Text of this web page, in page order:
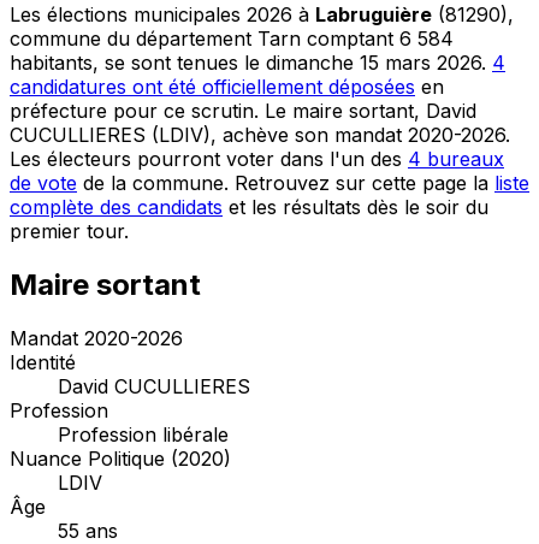
Les élections municipales 2026 à Labruguière (81290),
commune du département Tarn comptant 6 584
habitants, se sont tenues le dimanche 15 mars 2026. 4
candidatures ont été officiellement déposées en
préfecture pour ce scrutin. Le maire sortant, David
CUCULLIERES (LDIV), achève son mandat 2020-2026.
Les électeurs pourront voter dans l'un des 4 bureaux
de vote de la commune. Retrouvez sur cette page la liste
complète des candidats et les résultats dès le soir du
premier tour.
Maire sortant
Mandat 2020-2026
Identité
David CUCULLIERES
Profession
Profession libérale
Nuance Politique (2020)
LDIV
Âge
55 ans